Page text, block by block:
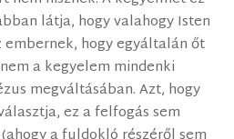
látja, hogy valahogy Isten
hogy egyáltalán őt
a kegyelem mindenki
megváltásában. Azt, hogy
ez a felfogás sem